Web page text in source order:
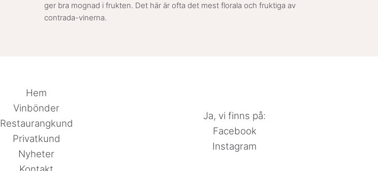
ger bra mognad i frukten. Det här är ofta det mest florala och fruktiga av
contrada-vinerna.
Hem
Vinbönder
Restaurangkund
Privatkund
Nyheter
Ja, vi finns på:
Facebook
Instagram